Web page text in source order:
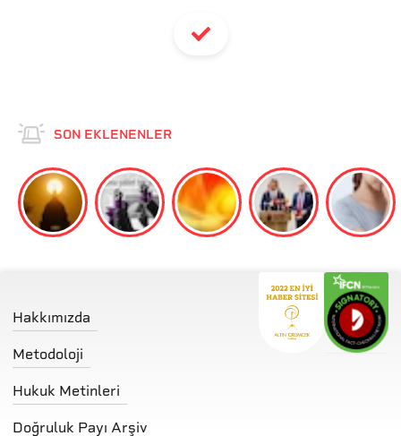
SON EKLENENLER
Hakkımızda
Metodoloji
Hukuk Metinleri
Doğruluk Payı Arşiv